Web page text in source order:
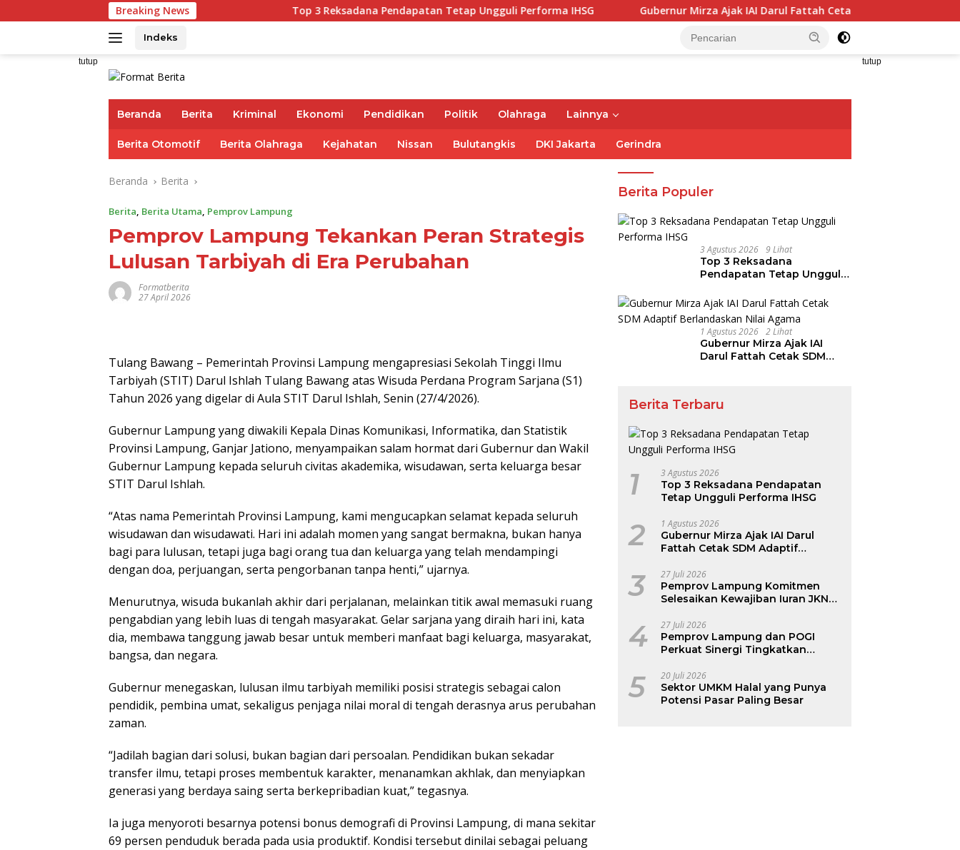
ke
Breaking News Top 3 Reksadana Pendapatan Tetap Ungguli Performa IHSG Gubernur Mirza Ajak IAI Darul Fattah Cetak SDM Adaptif Berlandaskan
Indeks
tutup tutup
Beranda Berita Kriminal Ekonomi Pendidikan Politik Olahraga Lainnya
Berita Otomotif Berita Olahraga Kejahatan Nissan Bulutangkis DKI Jakarta Gerindra
Beranda Berita
Berita, Berita Utama, Pemprov Lampung
Pemprov Lampung Tekankan Peran Strategis
Lulusan Tarbiyah di Era Perubahan
Formatberita
27 April 2026
Tulang Bawang – Pemerintah Provinsi Lampung mengapresiasi Sekolah Tinggi Ilmu
Tarbiyah (STIT) Darul Ishlah Tulang Bawang atas Wisuda Perdana Program Sarjana (S1)
Tahun 2026 yang digelar di Aula STIT Darul Ishlah, Senin (27/4/2026).
Gubernur Lampung yang diwakili Kepala Dinas Komunikasi, Informatika, dan Statistik
Provinsi Lampung, Ganjar Jationo, menyampaikan salam hormat dari Gubernur dan Wakil
Gubernur Lampung kepada seluruh civitas akademika, wisudawan, serta keluarga besar
STIT Darul Ishlah.
“Atas nama Pemerintah Provinsi Lampung, kami mengucapkan selamat kepada seluruh
wisudawan dan wisudawati. Hari ini adalah momen yang sangat bermakna, bukan hanya
bagi para lulusan, tetapi juga bagi orang tua dan keluarga yang telah mendampingi
dengan doa, perjuangan, serta pengorbanan tanpa henti,” ujarnya.
Menurutnya, wisuda bukanlah akhir dari perjalanan, melainkan titik awal memasuki ruang
pengabdian yang lebih luas di tengah masyarakat. Gelar sarjana yang diraih hari ini, kata
dia, membawa tanggung jawab besar untuk memberi manfaat bagi keluarga, masyarakat,
bangsa, dan negara.
Gubernur menegaskan, lulusan ilmu tarbiyah memiliki posisi strategis sebagai calon
pendidik, pembina umat, sekaligus penjaga nilai moral di tengah derasnya arus perubahan
zaman.
“Jadilah bagian dari solusi, bukan bagian dari persoalan. Pendidikan bukan sekadar
transfer ilmu, tetapi proses membentuk karakter, menanamkan akhlak, dan menyiapkan
generasi yang berdaya saing serta berkepribadian kuat,” tegasnya.
Ia juga menyoroti besarnya potensi bonus demografi di Provinsi Lampung, di mana sekitar
69 persen penduduk berada pada usia produktif. Kondisi tersebut dinilai sebagai peluang
Berita Populer
3 Agustus 2026 9 Lihat
Top 3 Reksadana
Pendapatan Tetap Ungguli
1 Agustus 2026 2 Lihat
Gubernur Mirza Ajak IAI
Darul Fattah Cetak SDM
Berita Terbaru
1 3 Agustus 2026
Top 3 Reksadana Pendapatan
Tetap Ungguli Performa IHSG
2 1 Agustus 2026
Gubernur Mirza Ajak IAI Darul
Fattah Cetak SDM Adaptif
3 27 Juli 2026
Pemprov Lampung Komitmen
Selesaikan Kewajiban Iuran JKN
Kepesertaan BPJS Kesehatan
4 27 Juli 2026
Pemprov Lampung dan POGI
Perkuat Sinergi Tingkatkan
5 20 Juli 2026
Sektor UMKM Halal yang Punya
Potensi Pasar Paling Besar